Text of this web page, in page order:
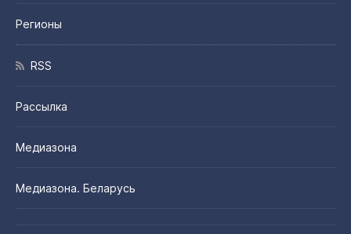
Регионы
RSS
Рассылка
Медиазона
Медиазона. Беларусь